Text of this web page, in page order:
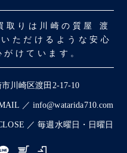
りは川崎の質屋 渡
ただけるような安心
けています。
川崎区渡田2-17-10
／ info@watarida710.com
／ 毎週水曜日・日曜日